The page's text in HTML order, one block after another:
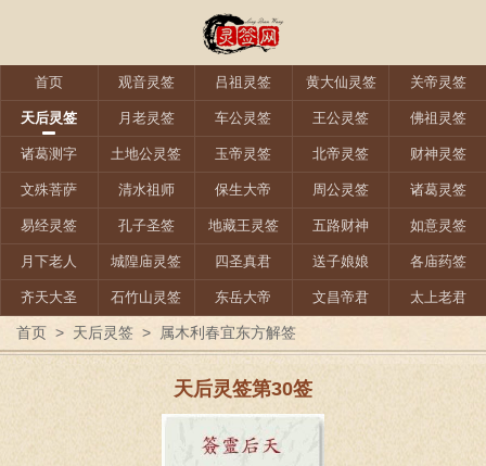
首页 观音灵签 吕祖灵签 黄大仙灵签 关帝灵签
天后灵签 月老灵签 车公灵签 王公灵签 佛祖灵签
诸葛测字 土地公灵签 玉帝灵签 北帝灵签 财神灵签
文殊菩萨 清水祖师 保生大帝 周公灵签 诸葛灵签
易经灵签 孔子圣签 地藏王灵签 五路财神 如意灵签
月下老人 城隍庙灵签 四圣真君 送子娘娘 各庙药签
齐天大圣 石竹山灵签 东岳大帝 文昌帝君 太上老君
首页 > 天后灵签 > 属木利春宜东方解签
天后灵签第30签